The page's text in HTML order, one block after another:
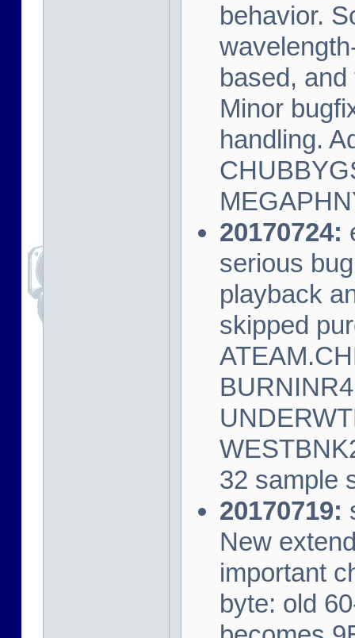
behavior.
based,
Minor
handling.
20170724:
serious
playback
skipped
32 sample
20170719:
New
important
byte: old